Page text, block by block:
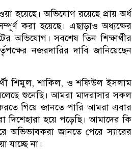
হয়েছে। অভিযোগ রয়েছে প্রায় অর্ধ
করা হয়েছে। এছাড়াও অধ্যক্ষের
অভিযোগ। সবশেষ তিন শিক্ষার্থীর
নজরদারির দাবি জানিয়েছেন
শিমুল, শাকিল, ও শফিউল ইসলাম
শুনেছি। আমরা মাদরাসার সকল
গিয়ে জানতে পারি আমরা এবার
দিশেহারা হয়ে পড়েছি। আমাদের কি
অভিভাবকরা জানতে পেরে স্যারের
যাচ্ছে না।